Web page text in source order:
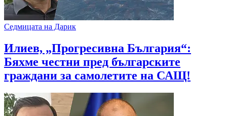
Седмицата на Дарик
Илиев, „Прогресивна България“:
Бяхме честни пред българските
граждани за самолетите на САЩ!